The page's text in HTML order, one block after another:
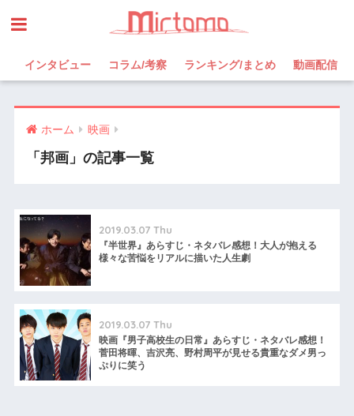
インタビュー コラム/考察 ランキング/まとめ 動画配信
ホーム 映画
「邦画」の記事一覧
2019.03.07 Thu
『半世界』あらすじ・ネタバレ感想！大人が抱える
様々な苦悩をリアルに描いた人生劇
2019.03.07 Thu
映画『男子高校生の日常』あらすじ・ネタバレ感想！
菅田将暉、吉沢亮、野村周平が見せる貴重なダメ男っ
ぷりに笑う